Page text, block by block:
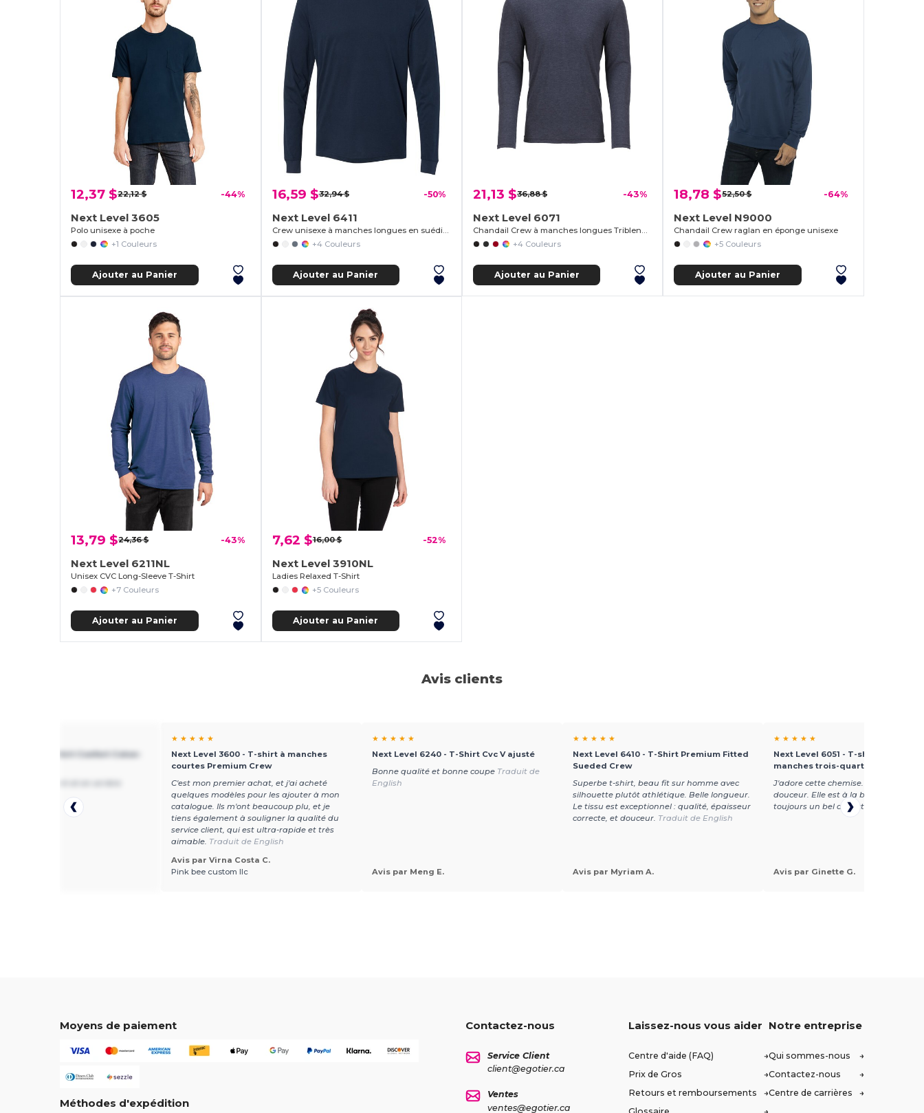
12,37 $22,12 $ -44%
Next Level 3605
Polo unisexe à poche
+1 Couleurs
Ajouter au Panier
16,59 $32,94 $ -50%
Next Level 6411
Crew unisexe à manches longues en suédine
+4 Couleurs
Ajouter au Panier
21,13 $36,88 $ -43%
Next Level 6071
+4 Couleurs
Ajouter au Panier
18,78 $52,50 $ -64%
Next Level N9000
Chandail Crew raglan en éponge unisexe
+5 Couleurs
Ajouter au Panier
13,79 $24,36 $ -43%
Next Level 6211NL
Unisex CVC Long-Sleeve T-Shirt
+7 Couleurs
Ajouter au Panier
7,62 $16,00 $ -52%
Next Level 3910NL
Ladies Relaxed T-Shirt
+5 Couleurs
Ajouter au Panier
Avis clients
6610 - T-shirt Confort Coton-
★ ★ ★ ★ ★
Next Level 3600 - T-shirt à manches
courtes Premium Crew
C'est mon premier achat, et j'ai acheté
quelques modèles pour les ajouter à mon
catalogue. Ils m'ont beaucoup plu, et je
tiens également à souligner la qualité du
service client, qui est ultra-rapide et très
aimable. Traduit de English
Avis par Virna Costa C.
Pink bee custom llc
★ ★ ★ ★ ★
Next Level 6240 - T-Shirt Cvc V ajusté
Bonne qualité et bonne coupe Traduit de
English
Avis par Meng E.
★ ★ ★ ★ ★
Next Level 6410 - T-Shirt Premium Fitted
Sueded Crew
Superbe t-shirt, beau fit sur homme avec
silhouette plutôt athlétique. Belle longueur.
Le tissu est exceptionnel : qualité, épaisseur
correcte, et douceur. Traduit de English
Avis par Myriam A.
★ ★ ★ ★ ★
Next Level 6051 - T-shirt raglan
manches trois-quarts en tri-
J'adore cette chemise. Mon client
douceur. Elle est à la bonne taille. Le
toujours un bel aspect.
Avis par Ginette G.
Moyens de paiement
Méthodes d'expédition
Contactez-nous
Service Client
client@egotier.ca
Ventes
ventes@egotier.ca
Laissez-nous vous aider
Centre d'aide (FAQ)
Prix de Gros
Retours et remboursements
Notre entreprise
Qui sommes-nous
Contactez-nous
Centre de carrières